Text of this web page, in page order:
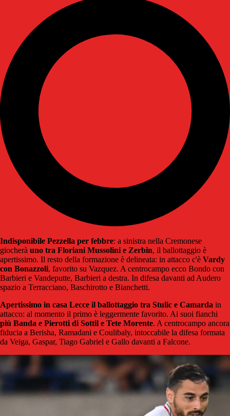
Indisponibile Pezzella per febbre: a sinistra nella Cremonese
giocherà uno tra Floriani Mussolini e Zerbin, il ballottaggio è
apertissimo. Il resto della formazione è delineata: in attacco c'è Vardy
con Bonazzoli, favorito su Vazquez. A centrocampo ecco Bondo con
Barbieri e Vandeputte, Barbieri a destra. In difesa davanti ad Audero
spazio a Terracciano, Baschirotto e Bianchetti.
Apertissimo in casa Lecce il ballottaggio tra Stulic e Camarda in
attacco: al momento il primo è leggermente favorito. Ai suoi fianchi
più Banda e Pierotti di Sottil e Tete Morente. A centrocampo ancora
fiducia a Berisha, Ramadani e Coulibaly, intoccabile la difesa formata
da Veiga, Gaspar, Tiago Gabriel e Gallo davanti a Falcone.